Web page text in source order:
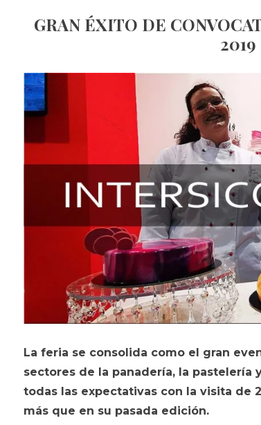
GRAN ÉXITO DE
2019
La feria se consolida como el gran
sectores de la panadería, la pastelería
todas las expectativas con la visita de
más que en su pasada edición.